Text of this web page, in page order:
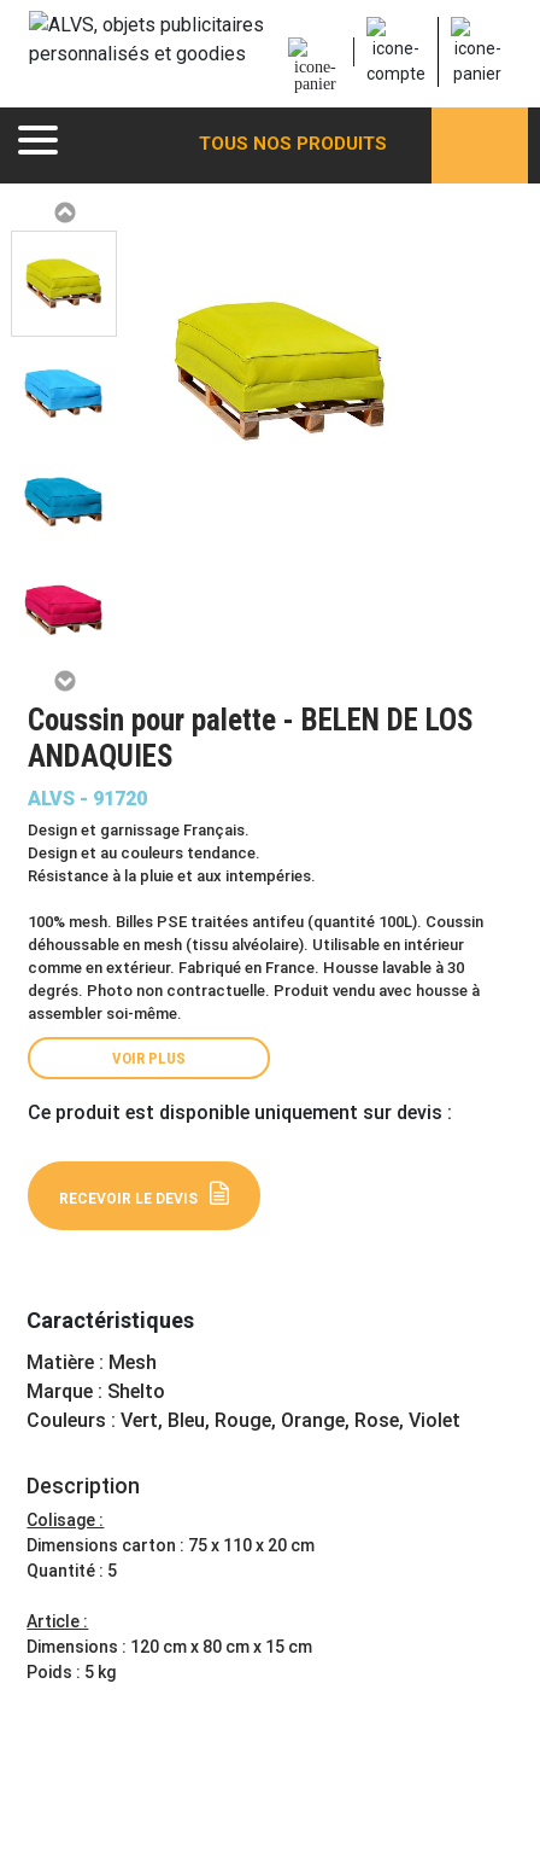
TOUS NOS PRODUITS
Coussin pour palette - BELEN DE LOS
ANDAQUIES
ALVS - 91720
Design et garnissage Français.
Design et au couleurs tendance.
Résistance à la pluie et aux intempéries.
100% mesh. Billes PSE traitées antifeu (quantité 100L). Coussin
déhoussable en mesh (tissu alvéolaire). Utilisable en intérieur
comme en extérieur. Fabriqué en France. Housse lavable à 30
degrés. Photo non contractuelle. Produit vendu avec housse à
assembler soi-même.
VOIR PLUS
Ce produit est disponible uniquement sur devis :
RECEVOIR LE DEVIS
Caractéristiques
Matière : Mesh
Marque : Shelto
Couleurs : Vert, Bleu, Rouge, Orange, Rose, Violet
Description
Colisage :
Dimensions carton : 75 x 110 x 20 cm
Quantité : 5
Article :
Dimensions : 120 cm x 80 cm x 15 cm
Poids : 5 kg